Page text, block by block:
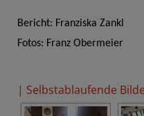
Bericht: Franziska Zankl
Fotos: Franz Obermeier
| Selbstablaufende